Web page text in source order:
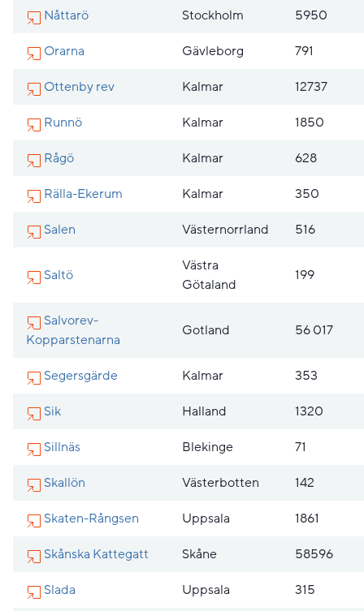
Nåttarö Stockholm 5950
Orarna Gävleborg 791
Ottenby rev Kalmar 12737
Runnö Kalmar 1850
Rågö Kalmar 628
Rälla-Ekerum Kalmar 350
Salen Västernorrland 516
Saltö
Västra
Götaland
199
Salvorev-
Kopparstenarna
Gotland 56 017
Segersgärde Kalmar 353
Sik Halland 1320
Sillnäs Blekinge 71
Skallön Västerbotten 142
Skaten-Rångsen Uppsala 1861
Skånska Kattegatt Skåne 58596
Slada Uppsala 315